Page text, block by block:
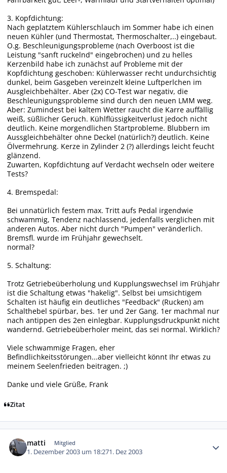
3. Kopfdichtung:
Nach geplatztem Kühlerschlauch im Sommer habe ich einen
neuen Kühler (und Thermostat, Thermoschalter,..) eingebaut.
O.g. Beschleunigungsprobleme (nach Overboost ist die
Leistung "sanft ruckelnd" eingebrochen) und zu helles
Kerzenbild habe ich zunächst auf Probleme mit der
Kopfdichtung geschoben: Kühlerwasser recht undurchsichtig
dunkel, beim Gasgeben vereinzelt kleine Luftperlchen im
Ausgleichbehälter. Aber (2x) CO-Test war negativ, die
Beschleunigungsprobleme sind durch den neuen LMM weg.
Aber: Zumindest bei kaltem Wetter raucht die Karre auffällig
weiß, süßlicher Geruch. Kühlflüssigkeitverlust jedoch nicht
deutlich. Keine morgendlichen Startprobleme. Blubbern im
Aussgleichbehälter ohne Deckel (natürlich?) deutlich. Keine
Ölvermehrung. Kerze in Zylinder 2 (?) allerdings leicht feucht
glänzend.
Zuwarten, Kopfdichtung auf Verdacht wechseln oder weitere
Tests?
4. Bremspedal:
Bei unnatürlich festem max. Tritt aufs Pedal irgendwie
schwammig, Tendenz nachlassend, jedenfalls verglichen mit
anderen Autos. Aber nicht durch "Pumpen" veränderlich.
Bremsfl. wurde im Frühjahr gewechselt.
normal?
5. Schaltung:
Trotz Getriebeüberholung und Kupplungswechsel im Frühjahr
ist die Schaltung etwas "hakelig". Selbst bei umsichtigem
Schalten ist häufig ein deutliches "Feedback" (Rucken) am
Schalthebel spürbar, bes. 1er und 2er Gang. 1er machmal nur
nach antippen des 2en einlegbar. Kupplungsdruckpunkt nicht
wandernd. Getriebeüberholer meint, das sei normal. Wirklich?
Viele schwammige Fragen, eher
Befindlichkeitsstörungen...aber vielleicht könnt Ihr etwas zu
meinem Seelenfrieden beitragen. ;)
Danke und viele Grüße, Frank
Zitat
matti Mitglied
1. Dezember 2003 um 18:271. Dez 2003